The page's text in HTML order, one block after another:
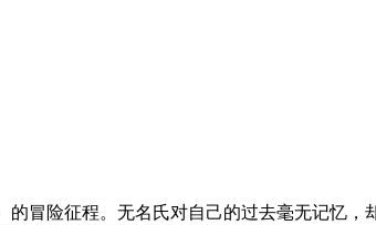
冒险征程。无名氏对自己的过去毫无记忆